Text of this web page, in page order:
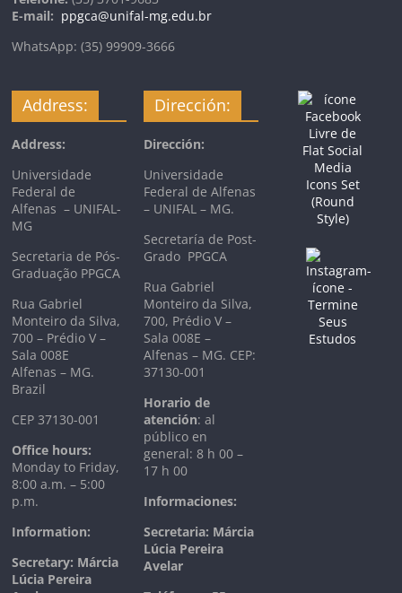
E-mail: ppgca@unifal-mg.edu.br
WhatsApp: (35) 99909-3666
Address:
Address:
Universidade
Federal de
Alfenas – UNIFAL-
MG
Secretaria de Pós-
Graduação PPGCA
Rua Gabriel
Monteiro da Silva,
700 – Prédio V –
Sala 008E
Alfenas – MG.
Brazil
CEP 37130-001
Office hours:
Monday to Friday,
8:00 a.m. – 5:00
p.m.
Information:
Secretary: Márcia
Lúcia Pereira
Dirección:
Dirección:
Universidade
Federal de Alfenas
– UNIFAL – MG.
Secretaría de Post-
Grado PPGCA
Rua Gabriel
Monteiro da Silva,
700, Prédio V –
Sala 008E –
Alfenas – MG. CEP:
37130-001
Horario de
atención: al
público en
general: 8 h 00 –
17 h 00
Informaciones:
Secretaria: Márcia
Lúcia Pereira
Avelar